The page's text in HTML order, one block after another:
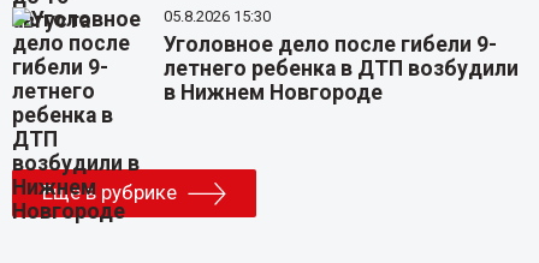
05.8.2026 15:30
Уголовное дело после гибели 9-
летнего ребенка в ДТП возбудили
в Нижнем Новгороде
Еще в рубрике